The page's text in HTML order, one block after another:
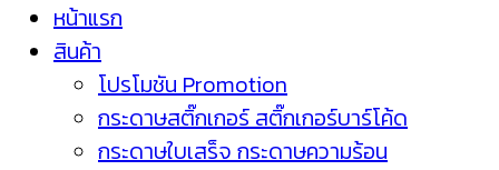
หน้าแรก
สินค้า
โปรโมชัน Promotion
กระดาษสติ๊กเกอร์ สติ๊กเกอร์บาร์โค้ด
กระดาษใบเสร็จ กระดาษความร้อน